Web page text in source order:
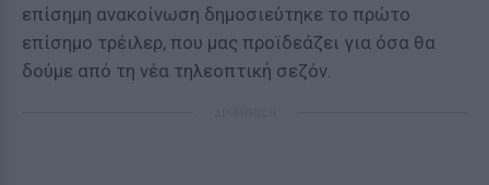
επίσημη ανακοίνωση δημοσιεύτηκε το πρώτο
επίσημο τρέιλερ, που μας προϊδεάζει για όσα θα
δούμε από τη νέα τηλεοπτική σεζόν.